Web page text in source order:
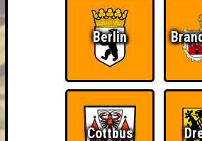
Berlin
Cottbus